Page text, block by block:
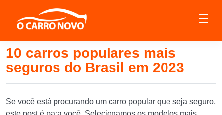
10 carros populares mais
seguros do Brasil em 2023
Se você está procurando um carro popular que seja seguro,
este post é para você. Selecionamos os modelos mais